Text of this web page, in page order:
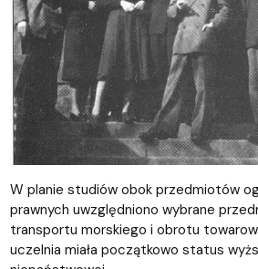
W planie studiów obok przedmiotów
prawnych uwzględniono wybrane
transportu morskiego i obrotu
uczelnia miała początkowo status